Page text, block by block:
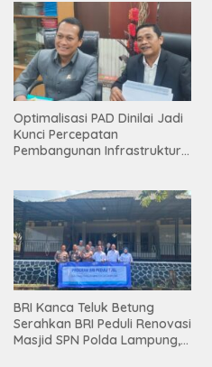
Optimalisasi PAD Dinilai Jadi
Kunci Percepatan
Pembangunan Infrastruktur
BRI Kanca Teluk Betung
Serahkan BRI Peduli Renovasi
Masjid SPN Polda Lampung,